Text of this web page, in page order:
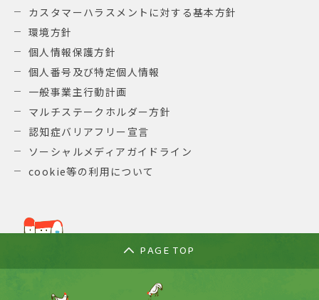
カスタマーハラスメントに対する基本方針
環境方針
個人情報保護方針
個人番号及び特定個人情報
一般事業主行動計画
マルチステークホルダー方針
認知症バリアフリー宣言
ソーシャルメディアガイドライン
cookie等の利用について
PAGE TOP